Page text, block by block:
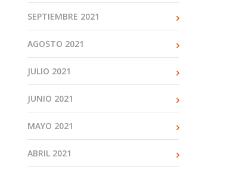
SEPTIEMBRE 2021
AGOSTO 2021
JULIO 2021
JUNIO 2021
MAYO 2021
ABRIL 2021